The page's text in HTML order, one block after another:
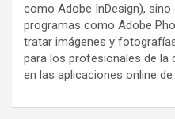
como Adobe InDesign),
programas como Adobe
tratar imágenes y
para los profesionales de la
en las aplicaciones online